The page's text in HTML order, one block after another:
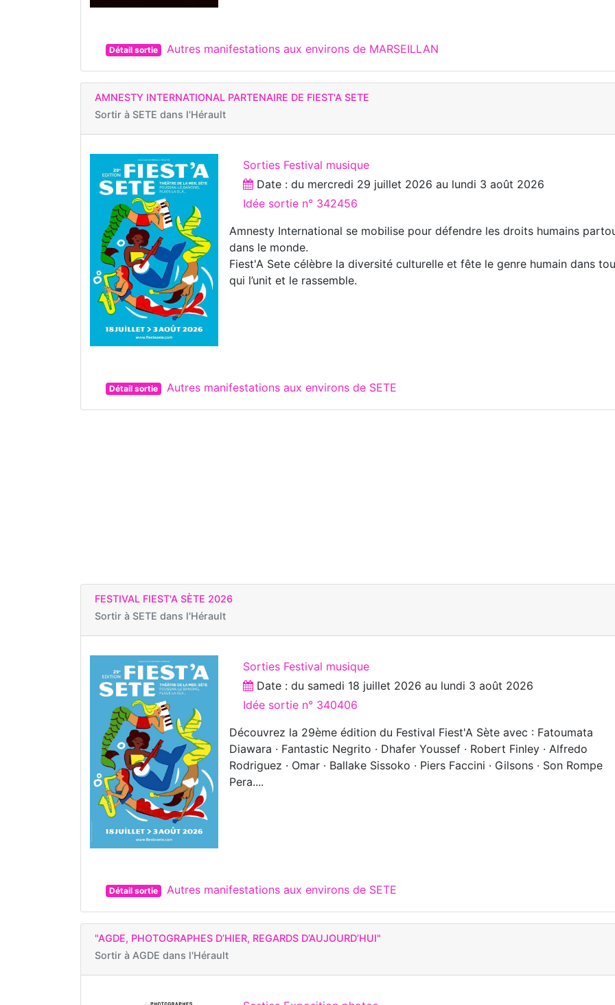
Détail sortie Autres manifestations aux environs de MARSEILLAN
AMNESTY INTERNATIONAL PARTENAIRE DE FIEST'A SETE
Sortir à SETE dans l'Hérault
Sorties Festival musique
Date : du mercredi 29 juillet 2026 au lundi 3 août 2026
Idée sortie n° 342456
Amnesty International se mobilise pour défendre les droits humains
dans le monde.
Fiest'A Sete célèbre la diversité culturelle et fête le genre humain dans
qui l’unit et le rassemble.
Détail sortie Autres manifestations aux environs de SETE
FESTIVAL FIEST'A SÈTE 2026
Sortir à SETE dans l'Hérault
Sorties Festival musique
Date : du samedi 18 juillet 2026 au lundi 3 août 2026
Idée sortie n° 340406
Découvrez la 29ème édition du Festival Fiest'A Sète avec : Fatoumata
Diawara · Fantastic Negrito · Dhafer Youssef · Robert Finley · Alfredo
Rodriguez · Omar · Ballake Sissoko · Piers Faccini · Gilsons · Son Rompe
Pera....
Détail sortie Autres manifestations aux environs de SETE
"AGDE, PHOTOGRAPHES D’HIER, REGARDS D’AUJOURD’HUI"
Sortir à AGDE dans l'Hérault